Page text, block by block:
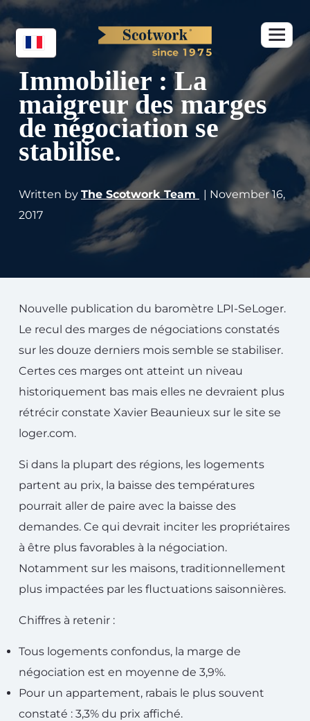
Immobilier : La
maigreur des marges
de négociation se
stabilise.
Written by The Scotwork Team
| November 16,
2017
Nouvelle publication du baromètre LPI-SeLoger.
Le recul des marges de négociations constatés
sur les douze derniers mois semble se stabiliser.
Certes ces marges ont atteint un niveau
historiquement bas mais elles ne devraient plus
rétrécir constate Xavier Beaunieux sur le site se
loger.com.
Si dans la plupart des régions, les logements
partent au prix, la baisse des températures
pourrait aller de paire avec la baisse des
demandes. Ce qui devrait inciter les propriétaires
à être plus favorables à la négociation.
Notamment sur les maisons, traditionnellement
plus impactées par les fluctuations saisonnières.
Chiffres à retenir :
Tous logements confondus, la marge de
négociation est en moyenne de 3,9%.
Pour un appartement, rabais le plus souvent
constaté : 3,3% du prix affiché.